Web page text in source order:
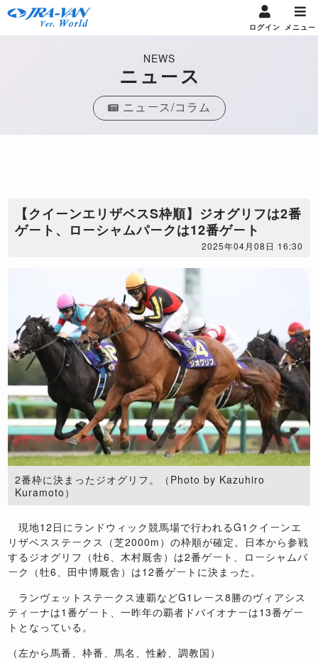
ログイン メニュー
NEWS
ニュース
ニュース/コラム
【クイーンエリザベスS枠順】ジオグリフは2番
ゲート、ローシャムパークは12番ゲート
2025年04月08日 16:30
2番枠に決まったジオグリフ。（Photo by Kazuhiro
Kuramoto）
現地12日にランドウィック競馬場で行われるG1クイーンエ
リザベスステークス（芝2000m）の枠順が確定。日本から参戦
するジオグリフ（牡6、木村厩舎）は2番ゲート、ローシャムパ
ーク（牡6、田中博厩舎）は12番ゲートに決まった。
ランヴェットステークス連覇などG1レース8勝のヴィアシス
ティーナは1番ゲート、一昨年の覇者ドバイオナーは13番ゲー
トとなっている。
（左から馬番、枠番、馬名、性齢、調教国）